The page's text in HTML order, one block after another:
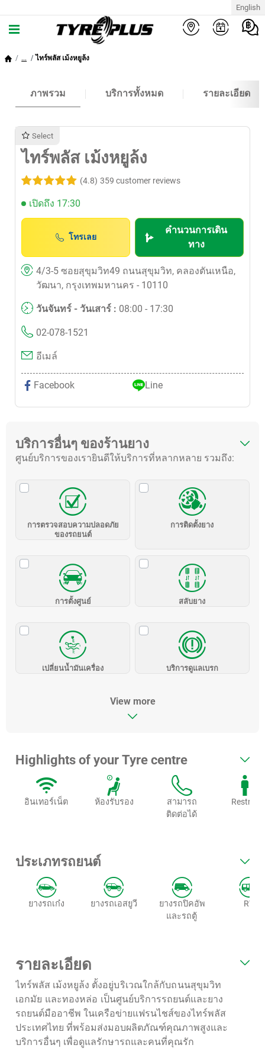
English
... ไทร์พลัส เม้งหยูล้ง
ภาพรวม บริการทั้งหมด รายละเอียด
Select
ไทร์พลัส เม้งหยูล้ง
(4.8) 359 customer reviews
เปิดถึง 17:30
โทรเลย
คำนวนการเดิน
ทาง
4/3-5 ซอยสุขุมวิท49 ถนนสุขุมวิท, คลองตันเหนือ,
วัฒนา, กรุงเทพมหานคร - 10110
วันจันทร์ - วันเสาร์ : 08:00 - 17:30
02-078-1521
อีเมล์
Facebook Line
บริการอื่นๆ ของร้านยาง
ศูนย์บริการของเรายินดีให้บริการที่หลากหลาย รวมถึง:
การตรวจสอบความปลอดภัย
ของรถยนต์
การติดตั้งยาง
การตั้งศูนย์ สลับยาง
เปลี่ยนน้ำมันเครื่อง บริการดูแลเบรก
View more
Highlights of your Tyre centre
อินเทอร์เน็ต ห้องรับรอง
สามารถ
ติดต่อได้
ประเภทรถยนต์
ยางรถเก๋ง ยางรถเอสยูวี
ยางรถปิคอัพ
และรถตู้
RV
รายละเอียด
ไทร์พลัส เม้งหยูล้ง ตั้งอยู่บริเวณใกล้กับถนนสุขุมวิท
เอกมัย และทองหล่อ เป็นศูนย์บริการรถยนต์และยาง
รถยนต์มืออาชีพ ในเครือข่ายแฟรนไชส์ของไทร์พลัส
ประเทศไทย ที่พร้อมส่งมอบผลิตภัณฑ์คุณภาพสูงและ
บริการอื่นๆ เพื่อดูแลรักษารถและคนที่คุณรัก